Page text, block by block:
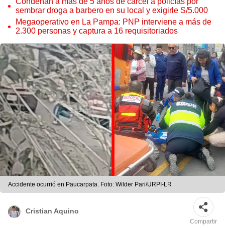
sembrar droga a barbero en su local y exigirle S/5.000
Megaoperativo en La Pampa: PNP interviene a más de
2.300 personas y captura a 16 requisitoriados
Accidente ocurrió en Paucarpata. Foto: Wilder Pari/URPI-LR
Cristian Aquino
Compartir